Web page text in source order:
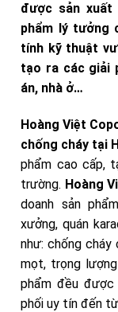
được sản xuất
phẩm lý tưởng
tính kỹ thuật
tạo ra các giải
án, nhà ở…
Hoàng Việt
chống cháy tại
phẩm cao cấp,
trường. Hoàng
doanh sản
xưởng, quán
như: chống
mọt, trọng
phẩm đều được
phối uy tín đến